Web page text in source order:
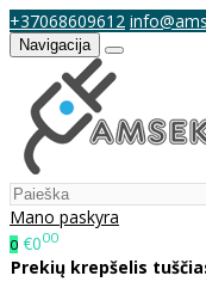
+37068609612
Navigacija
Mano paskyra
0 €000
Prekių krepšelis